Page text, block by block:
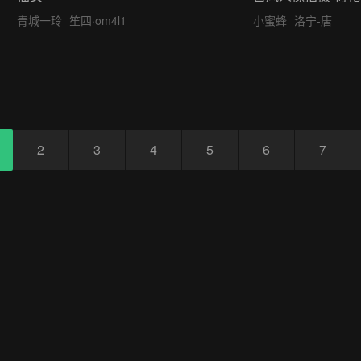
青城一玲 笙四·om4l1 小蜜蜂 洛宁-唐
2 3 4 5 6 7